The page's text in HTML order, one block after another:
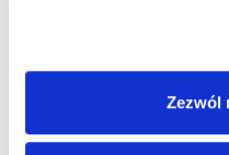
Zezwól
Twoje dane osobowe
twojej wizyty na
dostępem do twojego